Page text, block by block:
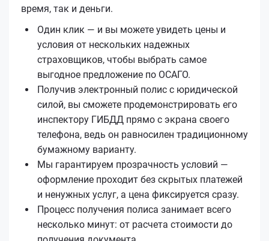
время, так и деньги.
Один клик — и вы можете увидеть цены и
условия от нескольких надежных
страховщиков, чтобы выбрать самое
выгодное предложение по ОСАГО.
Получив электронный полис с юридической
силой, вы сможете продемонстрировать его
инспектору ГИБДД прямо с экрана своего
телефона, ведь он равносилен традиционному
бумажному варианту.
Мы гарантируем прозрачность условий —
оформление проходит без скрытых платежей
и ненужных услуг, а цена фиксируется сразу.
Процесс получения полиса занимает всего
несколько минут: от расчета стоимости до